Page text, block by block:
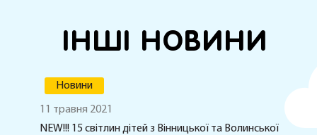
ІНШІ НОВИНИ
Новини
11 травня 2021
NEW!!! 15 світлин дітей з Вінницької та Волинської